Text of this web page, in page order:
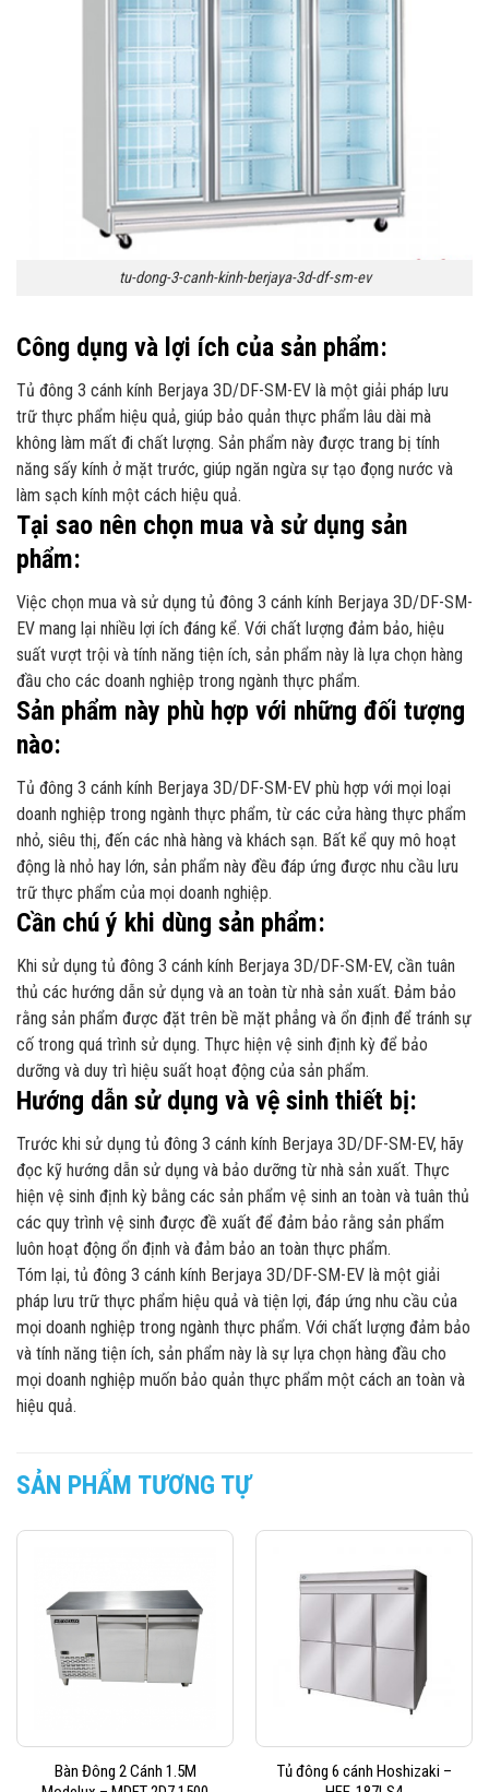
tu-dong-3-canh-kinh-berjaya-3d-df-sm-ev
Công dụng và lợi ích của sản phẩm:
Tủ đông 3 cánh kính Berjaya 3D/DF-SM-EV là một giải pháp lưu
trữ thực phẩm hiệu quả, giúp bảo quản thực phẩm lâu dài mà
không làm mất đi chất lượng. Sản phẩm này được trang bị tính
năng sấy kính ở mặt trước, giúp ngăn ngừa sự tạo đọng nước và
làm sạch kính một cách hiệu quả.
Tại sao nên chọn mua và sử dụng sản
phẩm:
Việc chọn mua và sử dụng tủ đông 3 cánh kính Berjaya 3D/DF-SM-
EV mang lại nhiều lợi ích đáng kể. Với chất lượng đảm bảo, hiệu
suất vượt trội và tính năng tiện ích, sản phẩm này là lựa chọn hàng
đầu cho các doanh nghiệp trong ngành thực phẩm.
Sản phẩm này phù hợp với những đối tượng
nào:
Tủ đông 3 cánh kính Berjaya 3D/DF-SM-EV phù hợp với mọi loại
doanh nghiệp trong ngành thực phẩm, từ các cửa hàng thực phẩm
nhỏ, siêu thị, đến các nhà hàng và khách sạn. Bất kể quy mô hoạt
động là nhỏ hay lớn, sản phẩm này đều đáp ứng được nhu cầu lưu
trữ thực phẩm của mọi doanh nghiệp.
Cần chú ý khi dùng sản phẩm:
Khi sử dụng tủ đông 3 cánh kính Berjaya 3D/DF-SM-EV, cần tuân
thủ các hướng dẫn sử dụng và an toàn từ nhà sản xuất. Đảm bảo
rằng sản phẩm được đặt trên bề mặt phẳng và ổn định để tránh sự
cố trong quá trình sử dụng. Thực hiện vệ sinh định kỳ để bảo
dưỡng và duy trì hiệu suất hoạt động của sản phẩm.
Hướng dẫn sử dụng và vệ sinh thiết bị:
Trước khi sử dụng tủ đông 3 cánh kính Berjaya 3D/DF-SM-EV, hãy
đọc kỹ hướng dẫn sử dụng và bảo dưỡng từ nhà sản xuất. Thực
hiện vệ sinh định kỳ bằng các sản phẩm vệ sinh an toàn và tuân thủ
các quy trình vệ sinh được đề xuất để đảm bảo rằng sản phẩm
luôn hoạt động ổn định và đảm bảo an toàn thực phẩm.
Tóm lại, tủ đông 3 cánh kính Berjaya 3D/DF-SM-EV là một giải
pháp lưu trữ thực phẩm hiệu quả và tiện lợi, đáp ứng nhu cầu của
mọi doanh nghiệp trong ngành thực phẩm. Với chất lượng đảm bảo
và tính năng tiện ích, sản phẩm này là sự lựa chọn hàng đầu cho
mọi doanh nghiệp muốn bảo quản thực phẩm một cách an toàn và
hiệu quả.
SẢN PHẨM TƯƠNG TỰ
Bàn Đông 2 Cánh 1.5M
Tủ đông 6 cánh Hoshizaki –